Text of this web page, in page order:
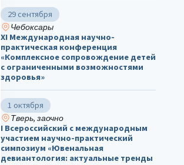
29 сентября
Чебоксары
ХΙ Международная научно-
практическая конференция
«Комплексное сопровождение детей
с ограниченными возможностями
здоровья»
1 октября
Тверь, заочно
I Всероссийский с международным
участием научно-практический
симпозиум «Ювенальная
девиантология: актуальные тренды